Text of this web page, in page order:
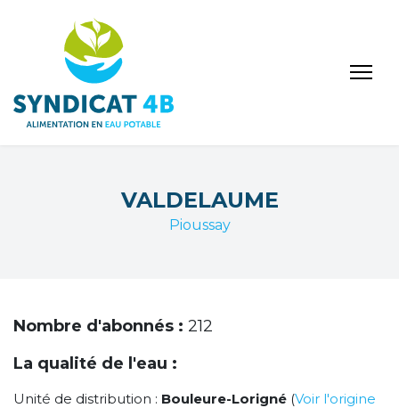
VALDELAUME
Pioussay
Nombre d'abonnés : 212
La qualité de l'eau :
Unité de distribution : Bouleure-Lorigné (Voir l'origine